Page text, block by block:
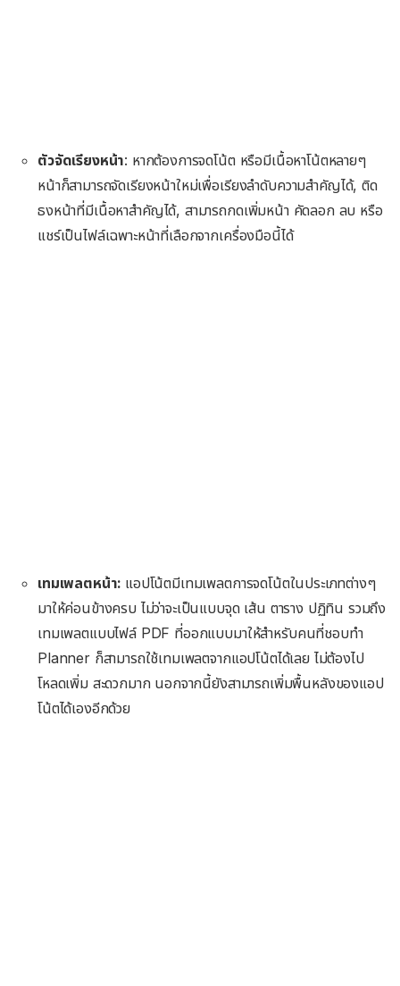
ตัวจัดเรียงหน้า: หากต้องการจดโน้ต หรือมีเนื้อหาโน้ตหลายๆ
หน้าก็สามารถจัดเรียงหน้าใหม่เพื่อเรียงลำดับความสำคัญได้, ติด
ธงหน้าที่มีเนื้อหาสำคัญได้, สามารถกดเพิ่มหน้า คัดลอก ลบ หรือ
แชร์เป็นไฟล์เฉพาะหน้าที่เลือกจากเครื่องมือนี้ได้
เทมเพลตหน้า: แอปโน้ตมีเทมเพลตการจดโน้ตในประเภทต่างๆ
มาให้ค่อนข้างครบ ไม่ว่าจะเป็นแบบจุด เส้น ตาราง ปฏิทิน รวมถึง
เทมเพลตแบบไฟล์ PDF ที่ออกแบบมาให้สำหรับคนที่ชอบทำ
Planner ก็สามารถใช้เทมเพลตจากแอปโน้ตได้เลย ไม่ต้องไป
โหลดเพิ่ม สะดวกมาก นอกจากนี้ยังสามารถเพิ่มพื้นหลังของแอป
โน้ตได้เองอีกด้วย